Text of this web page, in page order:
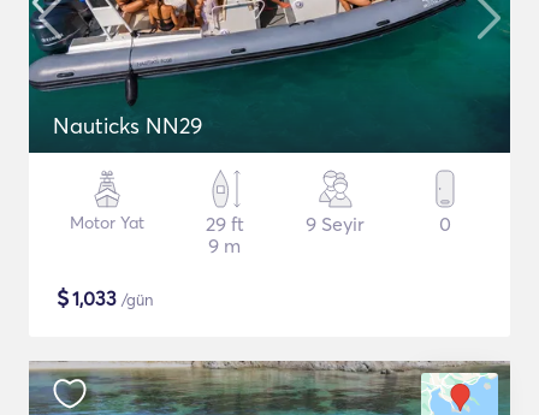
Nauticks NN29
Motor Yat
29 ft
9 m
9 Seyir 0
$1,033 /gün